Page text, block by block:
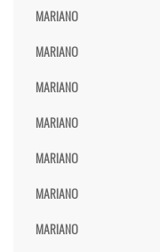
MARIANO
MARIANO
MARIANO
MARIANO
MARIANO
MARIANO
MARIANO